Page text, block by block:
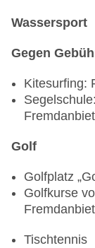
Wassersport
Gegen
Kitesurfing:
Golf
Golfplatz
Golfkurse
Tischtennis